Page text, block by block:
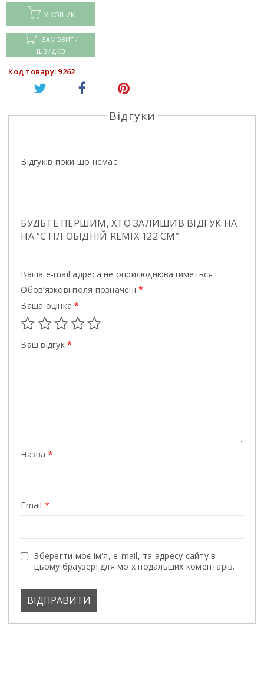
У КОШИК
ЗАМОВИТИ
ШВИДКО
Код товару: 9262
Відгуки
Відгуків поки що немає.
БУДЬТЕ ПЕРШИМ, ХТО ЗАЛИШИВ ВІДГУК НА
НА “СТIЛ ОБIДНIЙ REMIX 122 СМ”
Ваша e-mail адреса не оприлюднюватиметься.
Обов’язкові поля позначені*
Ваша оцінка*
Ваш відгук*
Назва *
Email *
Зберегти моє ім'я, e-mail, та адресу сайту в
цьому браузері для моїх подальших коментарів.